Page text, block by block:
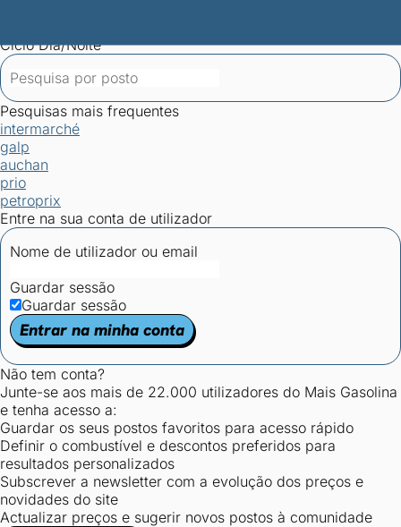
Ciclo Dia/Noite
Pesquisas mais frequentes
intermarché
galp
auchan
prio
petroprix
Entre na sua conta de utilizador
Nome de utilizador ou email
Guardar sessão
Guardar sessão
Entrar na minha conta
Não tem conta?
Junte-se aos mais de 22.000 utilizadores do Mais Gasolina
e tenha acesso a:
Guardar os seus postos favoritos para acesso rápido
Definir o combustível e descontos preferidos para
resultados personalizados
Subscrever a newsletter com a evolução dos preços e
novidades do site
Actualizar preços e sugerir novos postos à comunidade